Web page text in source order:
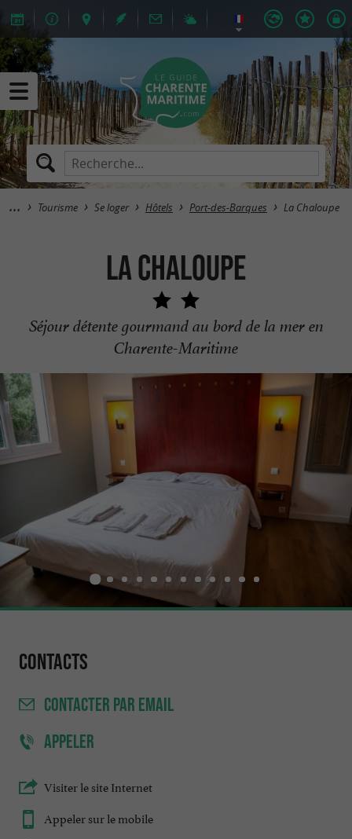
Tourisme Se loger Hôtels Port-des-Barques La Chaloupe
La Chaloupe
Séjour détente gourmand au bord de la mer en
Charente-Maritime
Contacts
CONTACTER PAR EMAIL
APPELER
Visiter le site Internet
Appeler sur le mobile